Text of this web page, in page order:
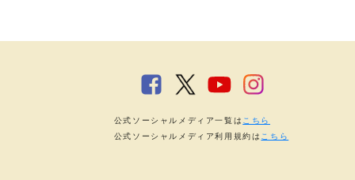
公式ソーシャルメディア一覧は こちら
公式ソーシャルメディア利用規約は こちら